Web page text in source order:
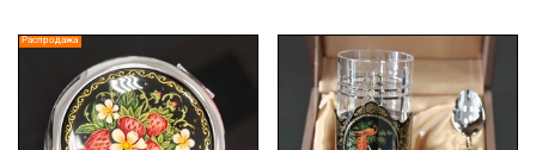
Распродажа